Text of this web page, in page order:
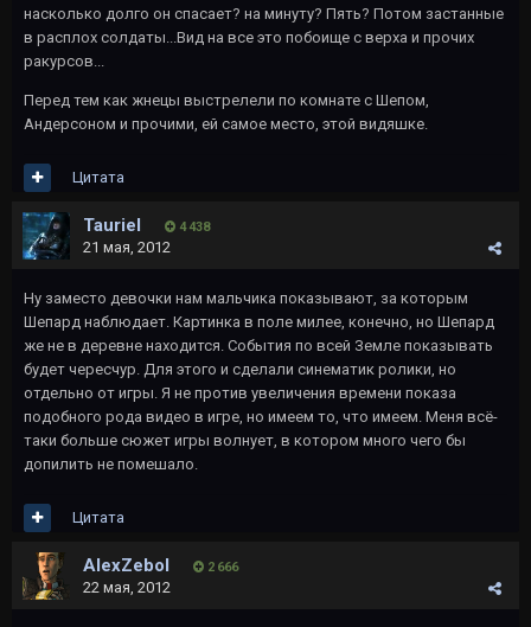
насколько долго он спасает? на минуту? Пять? Потом застанные
в расплох солдаты...Вид на все это побоище с верха и прочих
ракурсов...
Перед тем как жнецы выстрелели по комнате с Шепом,
Андерсоном и прочими, ей самое место, этой видяшке.
Цитата
Tauriel 4 438
21 мая, 2012
Ну заместо девочки нам мальчика показывают, за которым
Шепард наблюдает. Картинка в поле милее, конечно, но Шепард
же не в деревне находится. События по всей Земле показывать
будет чересчур. Для этого и сделали синематик ролики, но
отдельно от игры. Я не против увеличения времени показа
подобного рода видео в игре, но имеем то, что имеем. Меня всё-
таки больше сюжет игры волнует, в котором много чего бы
допилить не помешало.
Цитата
AlexZebol 2 666
22 мая, 2012